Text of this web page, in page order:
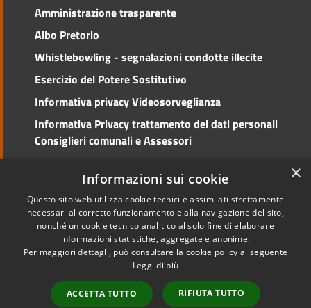
Amministrazione trasparente
Albo Pretorio
Whistlebowling - segnalazioni condotte illecite
Esercizio del Potere Sostitutivo
Informativa privacy Videosorveglianza
Informativa Privacy trattamento dei dati personali
Consiglieri comunali e Assessori
Accessibilità
Mappa del sito
Copyright © 2026 • Comune di
Cento • Powered by
redazione
×
Informazioni sui cookie
Questo sito web utilizza cookie tecnici e assimilati strettamente
necessari al corretto funzionamento e alla navigazione del sito,
nonché un cookie tecnico analitico al solo fine di elaborare
informazioni statistiche, aggregate e anonime.
Per maggiori dettagli, può consultare la cookie policy al seguente
Leggi di più
ACCETTA TUTTO RIFIUTA TUTTO